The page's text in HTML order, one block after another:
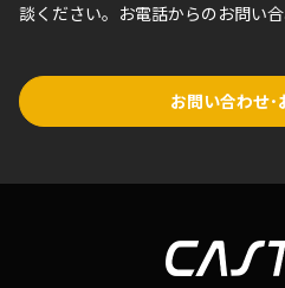
談ください。お電話からのお問い合
お問い合わせ･